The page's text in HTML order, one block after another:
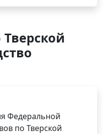
Федеральной
по Тверской